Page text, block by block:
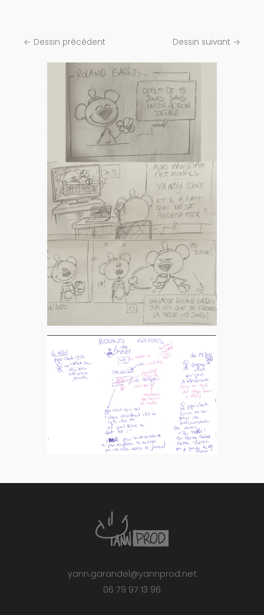
← Dessin précédent Dessin suivant →
yann.garandel@yannprod.net
06 79 97 13 96